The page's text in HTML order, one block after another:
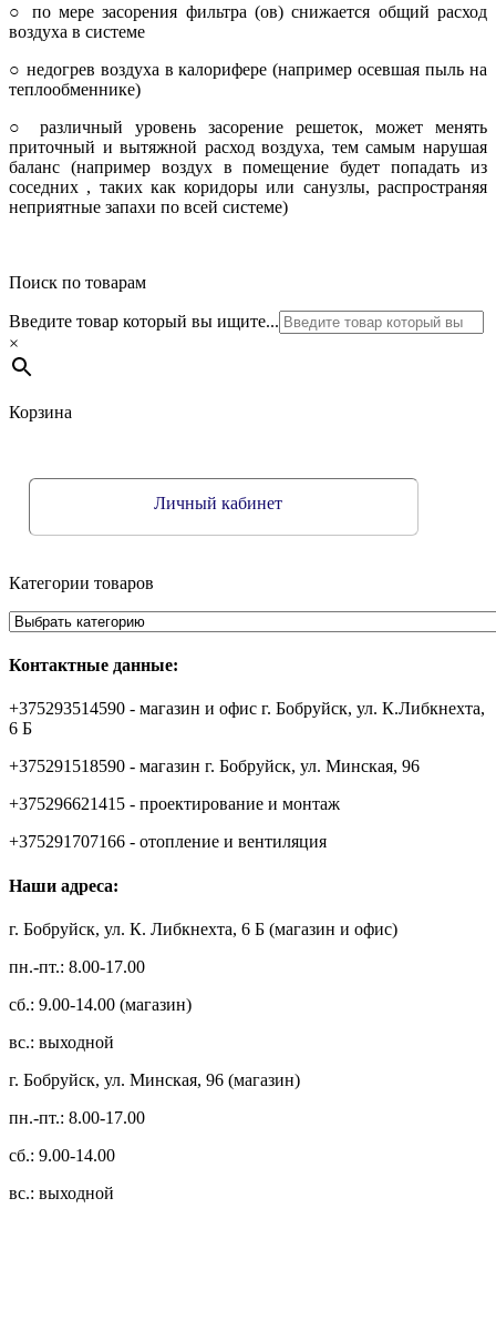
○ по мере засорения фильтра (ов) снижается общий расход
воздуха в системе
○ недогрев воздуха в калорифере (например осевшая пыль на
теплообменнике)
○ различный уровень засорение решеток, может менять
приточный и вытяжной расход воздуха, тем самым нарушая
баланс (например воздух в помещение будет попадать из
соседних , таких как коридоры или санузлы, распространяя
неприятные запахи по всей системе)
Поиск по товарам
Введите товар который вы ищите...
×
Корзина
Личный кабинет
Категории товаров
Контактные данные:
+375293514590 - магазин и офис г. Бобруйск, ул. К.Либкнехта,
6 Б
+375291518590 - магазин г. Бобруйск, ул. Минская, 96
+375296621415 - проектирование и монтаж
+375291707166 - отопление и вентиляция
Наши адреса:
г. Бобруйск, ул. К. Либкнехта, 6 Б (магазин и офис)
пн.-пт.: 8.00-17.00
сб.: 9.00-14.00 (магазин)
вс.: выходной
г. Бобруйск, ул. Минская, 96 (магазин)
пн.-пт.: 8.00-17.00
сб.: 9.00-14.00
вс.: выходной